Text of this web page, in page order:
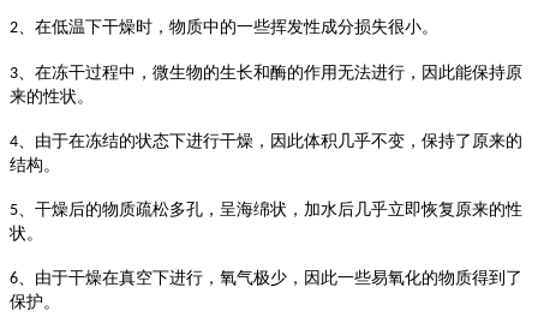
2 在低温下干燥时，物质中的一些挥发性成分损失很小。
3
在冻干过程中，微生物的生长和酶的作用无法进行，因此能保持原
来的性状。
4
由于在冻结的状态下进行干燥，因此体积几乎不变，保持了原来的
结构。
5
干燥后的物质疏松多孔，呈海绵状，加水后几乎立即恢复原来的性
状。
6
由于干燥在真空下进行，氧气极少，因此一些易氧化的物质得到了
保护。